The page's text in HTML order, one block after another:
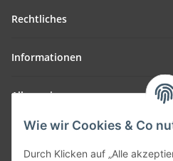
Wie wir Cookies & Co
Durch Klicken auf „Alle
Rechtliches
Informationen
Allgemein
Teil unseres Netzwerks:
SmoliTec - Safety. Simplified.